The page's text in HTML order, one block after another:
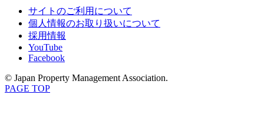
サイトのご利用について
個人情報のお取り扱いについて
採用情報
YouTube
Facebook
© Japan Property Management Association.
PAGE TOP